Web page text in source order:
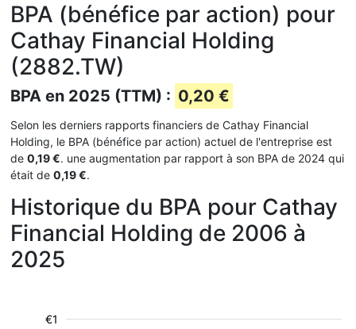
BPA (bénéfice par action) pour
Cathay Financial Holding
(2882.TW)
BPA en 2025 (TTM) : 0,20 €
Selon les derniers rapports financiers de Cathay Financial
Holding, le BPA (bénéfice par action) actuel de l'entreprise est
de 0,19 €. une augmentation par rapport à son BPA de 2024 qui
était de 0,19 €.
Historique du BPA pour Cathay
Financial Holding de 2006 à
2025
€1